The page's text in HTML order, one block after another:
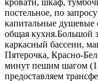
кровати, шкаф,
постельное, по
капитальные душевые
общая кухня.Большой
каркаcный басcеин,
Пятерочка, Красно-
минут пешим шагом
предоставляем